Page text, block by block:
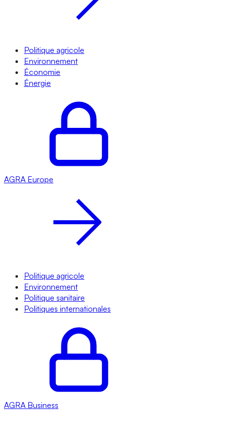
Politique agricole
Environnement
Économie
Énergie
AGRA Europe
Politique agricole
Environnement
Politique sanitaire
Politiques internationales
AGRA Business